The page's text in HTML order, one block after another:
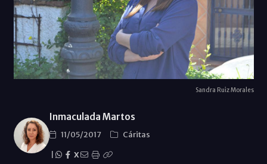
Sandra Ruiz Morales
Inmaculada Martos
11/05/2017
Cáritas
X